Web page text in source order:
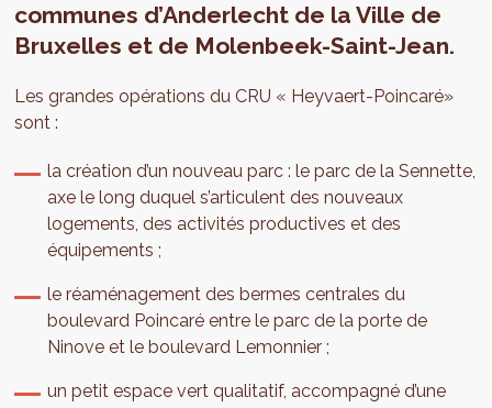
communes d’Anderlecht de la Ville de
Bruxelles et de Molenbeek-Saint-Jean.
Les grandes opérations du CRU « Heyvaert-Poincaré»
sont :
la création d’un nouveau parc : le parc de la Sennette,
axe le long duquel s’articulent des nouveaux
logements, des activités productives et des
équipements ;
le réaménagement des bermes centrales du
boulevard Poincaré entre le parc de la porte de
Ninove et le boulevard Lemonnier ;
un petit espace vert qualitatif, accompagné d’une